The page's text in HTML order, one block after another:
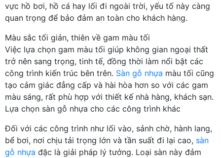
vực hồ bơi, hồ cá hay lối đi ngoài trời, yếu tố này càng
quan trọng để bảo đảm an toàn cho khách hàng.
Màu sắc tối giản, thiên về gam màu tối
Việc lựa chọn gam màu tối giúp không gian ngoại thất
trở nên sang trọng, tinh tế, đồng thời làm nổi bật các
công trình kiến trúc bên trên. Sàn gỗ nhựa màu tối cũng
tạo cảm giác đẳng cấp và hài hòa hơn so với các gam
màu sáng, rất phù hợp với thiết kế nhà hàng, khách sạn.
Lựa chọn sàn gỗ nhựa cho các công trình khác
Đối với các công trình như lối vào, sảnh chờ, hành lang,
bể bơi, nơi chịu tải trọng lớn và tần suất đi lại cao, sàn
gỗ nhựa đặc là giải pháp lý tưởng. Loại sàn này đảm